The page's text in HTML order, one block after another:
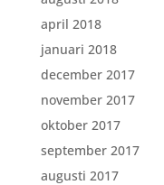
april 2018
januari 2018
december 2017
november 2017
oktober 2017
september 2017
augusti 2017